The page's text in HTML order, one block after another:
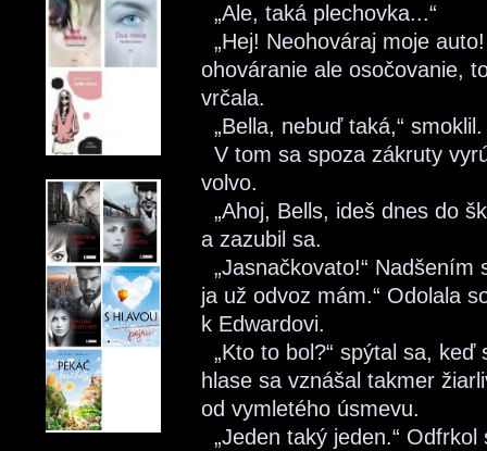
„Ale, taká plechovka...“
„Hej! Neohováraj moje
ohováranie ale osočovanie,
vrčala.
„Bella, nebuď taká,“ smoklil.
V tom sa spoza zákruty
volvo.
„Ahoj, Bells, ideš dnes do
a zazubil sa.
„Jasnačkovato!“ Nadšením
ja už odvoz mám.“ Odolala
k Edwardovi.
„Kto to bol?“ spýtal sa,
hlase sa vznášal takmer
od vymletého úsmevu.
„Jeden taký jeden.“ Odfrkol